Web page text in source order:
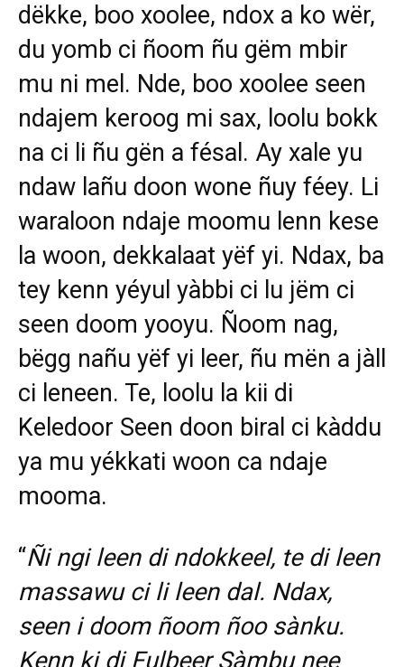
dëkke, boo xoolee, ndox a ko wër,
du yomb ci ñoom ñu gëm mbir
mu ni mel. Nde, boo xoolee seen
ndajem keroog mi sax, loolu bokk
na ci li ñu gën a fésal. Ay xale yu
ndaw lañu doon wone ñuy féey. Li
waraloon ndaje moomu lenn kese
la woon, dekkalaat yëf yi. Ndax, ba
tey kenn yéyul yàbbi ci lu jëm ci
seen doom yooyu. Ñoom nag,
bëgg nañu yëf yi leer, ñu mën a jàll
ci leneen. Te, loolu la kii di
Keledoor Seen doon biral ci kàddu
ya mu yékkati woon ca ndaje
mooma.
“Ñi ngi leen di ndokkeel, te di leen
massawu ci li leen dal. Ndax,
seen i doom ñoom ñoo sànku.
Kenn ki di Fulbeer Sàmbu nee